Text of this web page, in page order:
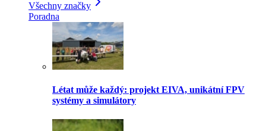
Všechny značky
Poradna
Létat může každý: projekt EIVA, unikátní FPV
systémy a simulátory